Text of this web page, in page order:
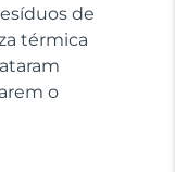
de
térmica
o